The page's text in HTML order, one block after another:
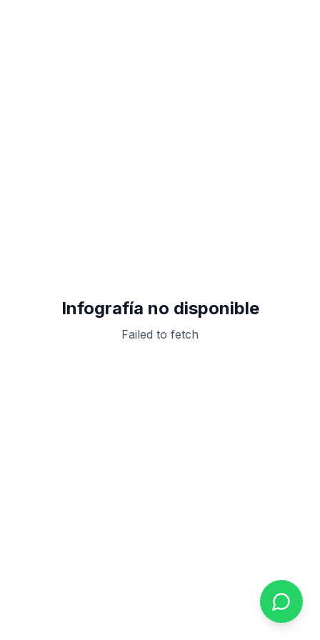
Infografía no disponible
Failed to fetch